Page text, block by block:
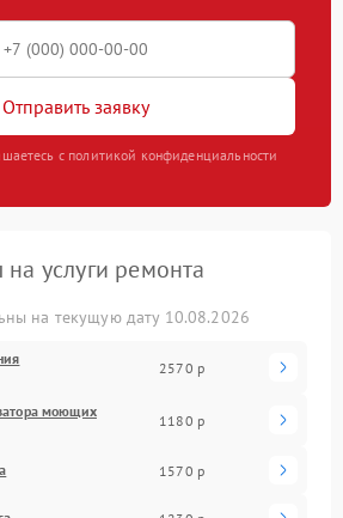
Отправить заявку
с политикой конфиденциальности
услуги ремонта
на текущую дату 10.08.2026
2570 р
моющих
1180 р
1570 р